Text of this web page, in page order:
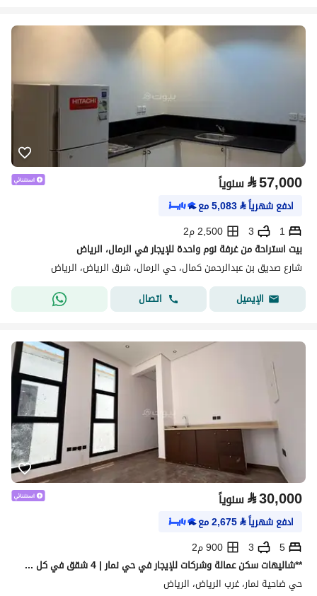
⃁57,000 سنوياً
ادفع شهرياً⃁
5,083مع
1
3
2,500 م2
بيت استراحة من غرفة نوم واحدة للإيجار في الرمال، الرياض
شارع صديق بن عبدالرحمن كمال، حي الرمال، شرق الرياض، الرياض
الإيميل
اتصال
⃁30,000 سنوياً
ادفع شهرياً⃁
2,675مع
5
3
900 م2
**شاليهات سكن عمالة وشركات للإيجار في حي نمار | 4 شقق في كل شاليه**
حي ضاحية نمار، غرب الرياض، الرياض